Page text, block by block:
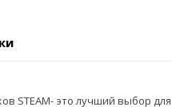
STEAM- это лучший выбор